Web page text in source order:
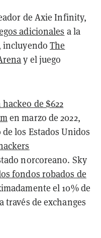
de Axie Infinity,
adicionales a la
incluyendoThe
y el juego
hackeo de $622
en marzo de 2022,
los Estados Unidos
norcoreano. Sky
fondos robados de
el 10% de
través de exchanges